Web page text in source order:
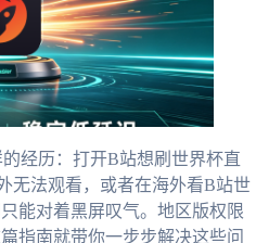
经历：打开B站想刷世界杯直
无法观看，或者在海外看B站世
能对着黑屏叹气。地区版权限
指南就带你一步步解决这些问